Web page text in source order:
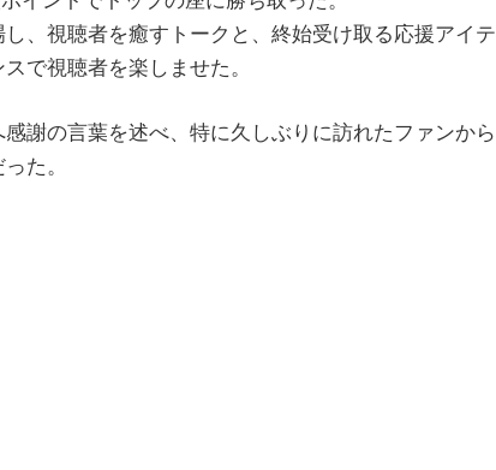
、視聴者を癒すトークと、終始受け取る応援アイテ
で視聴者を楽しませた。
謝の言葉を述べ、特に久しぶりに訪れたファンから
た。